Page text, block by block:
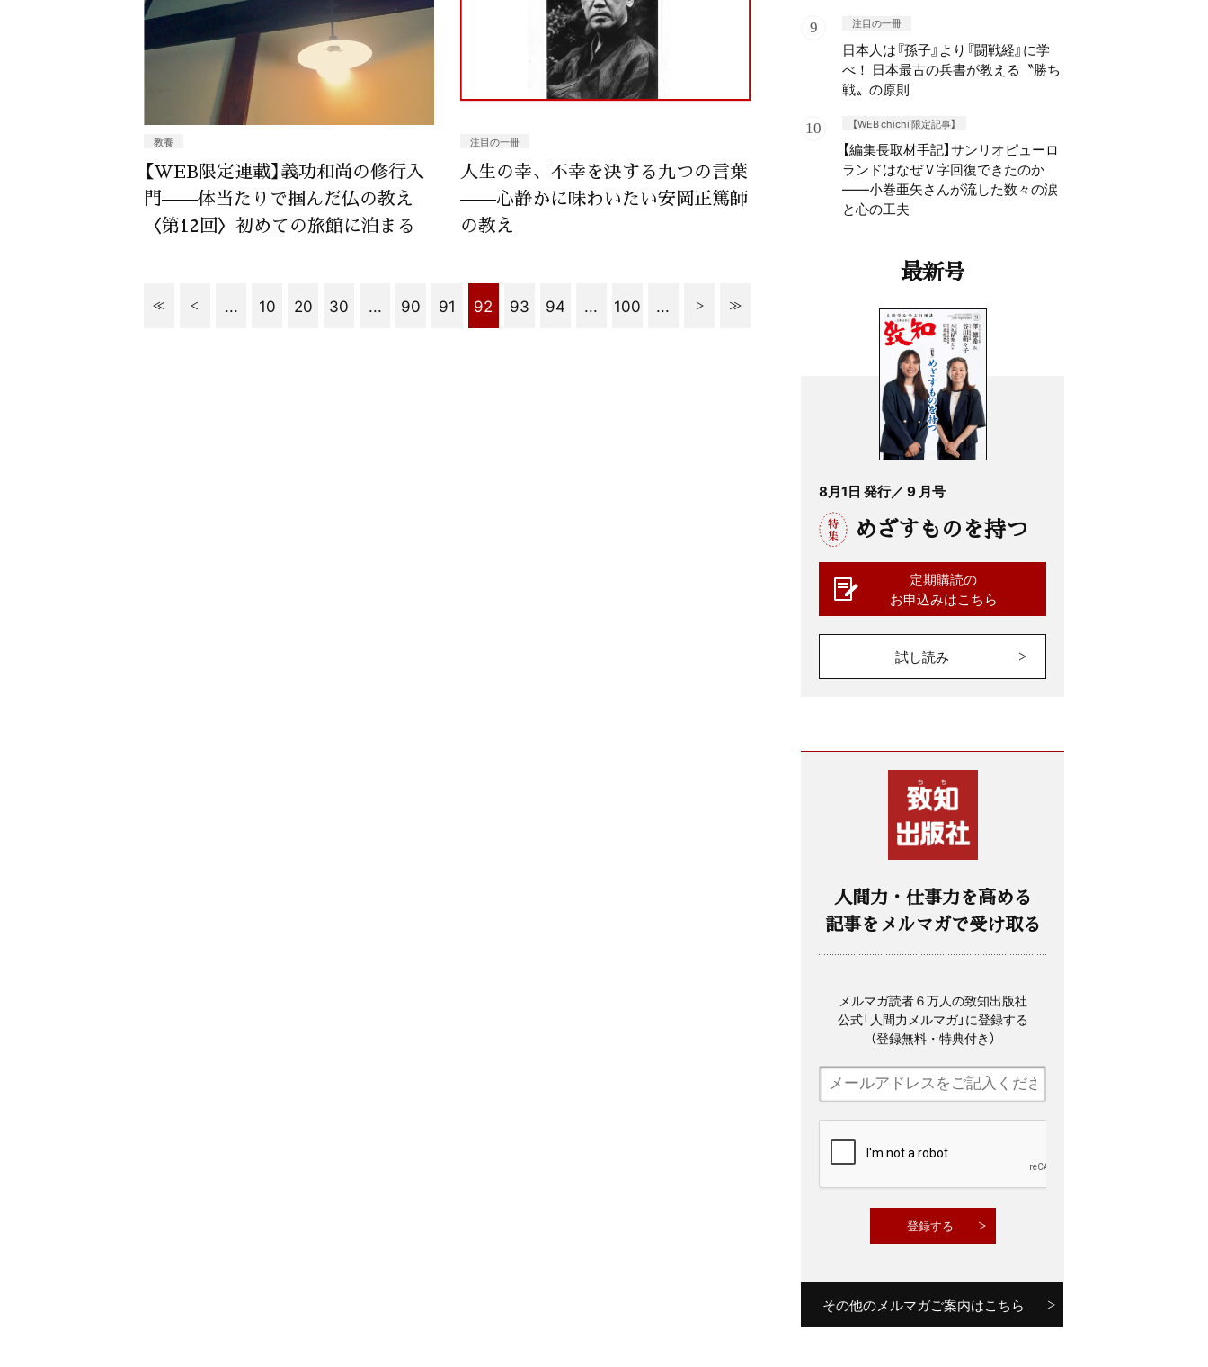
教養
【WEB限定連載】義功和尚の修行入
門——体当たりで掴んだ仏の教え
〈第12回〉初めての旅館に泊まる
注目の一冊
人生の幸、不幸を決する九つの言葉
——心静かに味わいたい安岡正篤師
の教え
... 10 20 30 ... 90 91 92 93 94 ... 100 ...
注目の一冊
日本人は『孫子』より『闘戦経』に学
べ！ 日本最古の兵書が教える〝勝ち
戦〟の原則
【WEB chichi 限定記事】
【編集長取材手記】サンリオピューロ
ランドはなぜＶ字回復できたのか
——小巻亜矢さんが流した数々の涙
と心の工夫
最新号
8月1日 発行／ 9 月号
めざすものを持つ
定期購読の
お申込みはこちら
試し読み
人間力・仕事力を高める
記事をメルマガで受け取る
メルマガ読者６万人の致知出版社
公式「人間力メルマガ」に登録する
（登録無料・特典付き）
その他のメルマガご案内はこちら